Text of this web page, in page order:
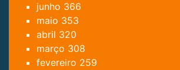
junho 366
maio 353
abril 320
março 308
fevereiro 259